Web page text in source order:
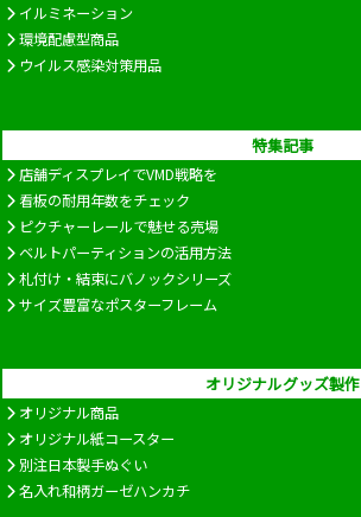
イルミネーション
環境配慮型商品
ウイルス感染対策用品
特集記事
店舗ディスプレイでVMD戦略を
看板の耐用年数をチェック
ピクチャーレールで魅せる売場
ベルトパーティションの活用方法
札付け・結束にバノックシリーズ
サイズ豊富なポスターフレーム
オリジナルグッズ製作
オリジナル商品
オリジナル紙コースター
別注日本製手ぬぐい
名入れ和柄ガーゼハンカチ